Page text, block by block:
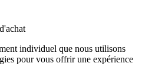
individuel que nous utilisons
pour vous offrir une expérience